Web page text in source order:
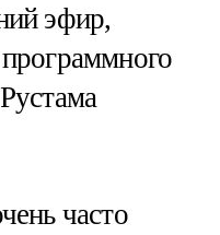
эфир,
часто